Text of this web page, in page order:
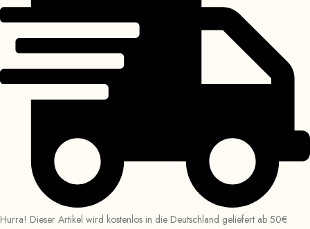
Hurra! Dieser Artikel wird kostenlos in die Deutschland geliefert ab 50€